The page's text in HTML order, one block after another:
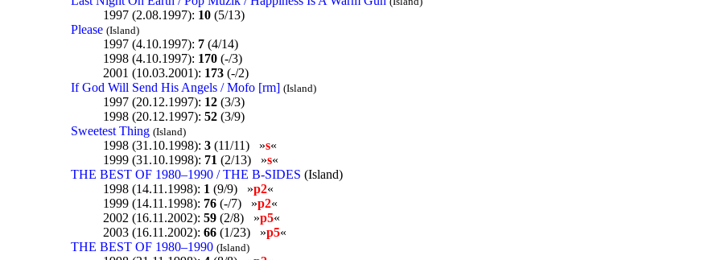
1997 (2.08.1997): 10 (5/13)
Please (Island)
1997 (4.10.1997): 7 (4/14)
1998 (4.10.1997): 170 (-/3)
2001 (10.03.2001): 173 (-/2)
If God Will Send His Angels / Mofo [rm] (Island)
1997 (20.12.1997): 12 (3/3)
1998 (20.12.1997): 52 (3/9)
Sweetest Thing (Island)
1998 (31.10.1998): 3 (11/11) »s«
1999 (31.10.1998): 71 (2/13) »s«
THE BEST OF 1980–1990 / THE B-SIDES (Island)
1998 (14.11.1998): 1 (9/9) »p2«
1999 (14.11.1998): 76 (-/7) »p2«
2002 (16.11.2002): 59 (2/8) »p5«
2003 (16.11.2002): 66 (1/23) »p5«
THE BEST OF 1980–1990 (Island)